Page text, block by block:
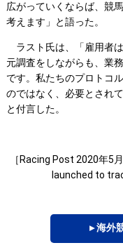
広がっていくならば、競
考えます」と語った。
ラスト氏は、「雇用者
元調査をしながらも、業
です。私たちのプロトコ
のではなく、必要とされ
と付言した。
［Racing Post 2020年5
launched to
▸ 海外